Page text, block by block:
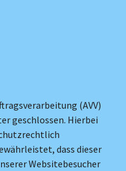
(AVV)
geschlossen. Hierbei
dass dieser
Websitebesucher